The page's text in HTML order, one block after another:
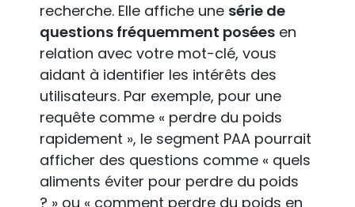
recherche. Elle affiche une série de
questions fréquemment posées en
relation avec votre mot-clé, vous
aidant à identifier les intérêts des
utilisateurs. Par exemple, pour une
requête comme « perdre du poids
rapidement », le segment PAA pourrait
afficher des questions comme « quels
aliments éviter pour perdre du poids
? » ou « comment perdre du poids en